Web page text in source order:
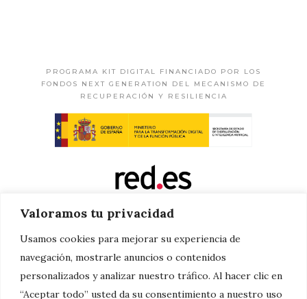
Valoramos tu privacidad
Usamos cookies para mejorar su experiencia de
navegación, mostrarle anuncios o contenidos
personalizados y analizar nuestro tráfico. Al hacer clic en
“Aceptar todo” usted da su consentimiento a nuestro uso
PROGRAMA KIT DIGITAL FINANCIADO POR LOS
FONDOS NEXT GENERATION DEL MECANISMO DE
RECUPERACIÓN Y RESILIENCIA